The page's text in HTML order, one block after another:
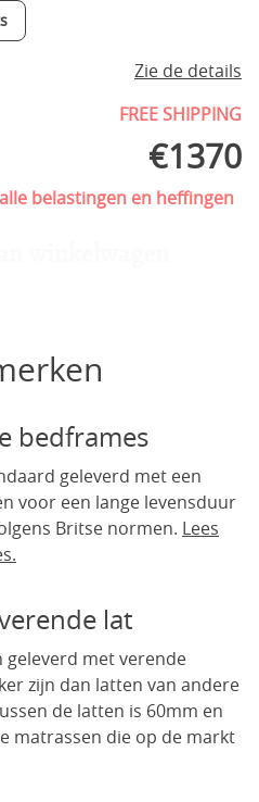
Zie de details
FREE SHIPPING
€1370
belastingen en heffingen
bedframes
geleverd met een
voor een lange levensduur
Britse normen. Lees
lat
geleverd met verende
zijn dan latten van andere
de latten is 60mm en
matrassen die op de markt